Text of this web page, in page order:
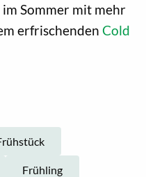
Sommer mit mehr
erfrischenden Cold
Frühling